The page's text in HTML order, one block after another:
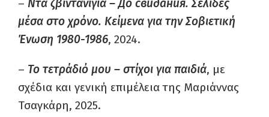
– Ντα ζβιντάνιγια –Дo свидания. Σελίδες
μέσα στο χρόνο. Κείµενα για την Σοβιετική
Ένωση 1980-1986, 2024.
– Το τετράδιό μου – στίχοι για παιδιά, με
σχέδια και γενική επιμέλεια της Μαριάννας
Τσαγκάρη, 2025.